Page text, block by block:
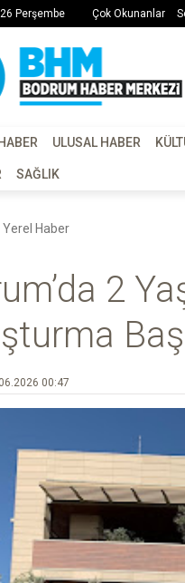
Perşembe Çok Okunanlar
ULUSAL HABER
SAĞLIK
Yerel Haber
2
00:47